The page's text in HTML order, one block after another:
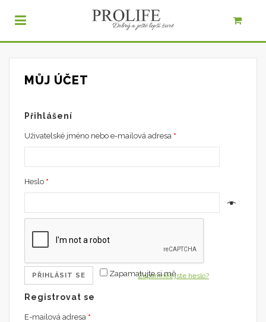
MŮJ ÚČET
Přihlášení
Uživatelské jméno nebo e-mailová adresa *
Heslo *
Zapamatujte si mě
PŘIHLÁSIT SE Zapomněli jste heslo?
Registrovat se
E-mailová adresa *